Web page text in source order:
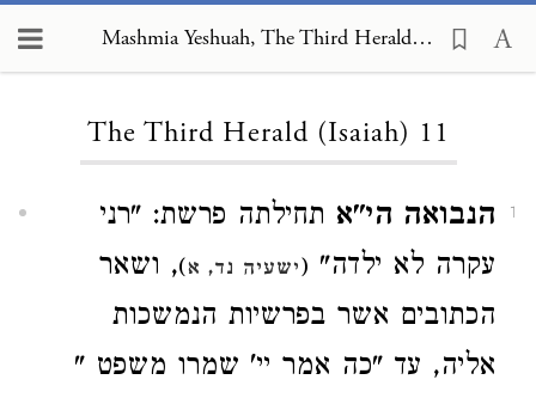
Mashmia Yeshuah, The Third Herald (Isaiah) 11
The Third Herald (Isaiah) 11
1 הנבואה הי"א תחילתה פרשת: "רני
עקרה לא ילדה" (ישעיה נד, א), ושאר
הכתובים אשר בפרשיות הנמשכות
אליה, עד "כה אמר יי' שמרו משפט "